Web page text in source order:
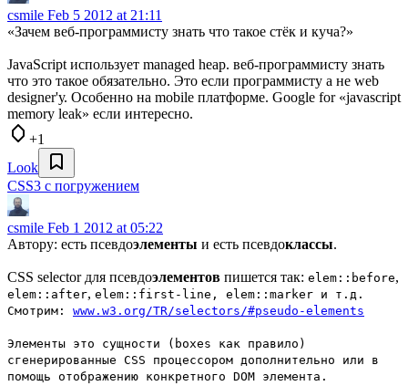
csmile Feb 5 2012 at 21:11
«Зачем веб-программисту знать что такое стёк и куча?»
JavaScript использует managed heap. веб-программисту знать
что это такое обязательно. Это если программисту а не web
designer'у. Особенно на mobile платформе. Google for «javascript
memory leak» если интересно.
+1
Look
CSS3 с погружением
csmile Feb 1 2012 at 05:22
Автору: есть псевдоэлементы и есть псевдоклассы.
CSS selector для псевдоэлементов пишется так: elem::before,
elem::after, elem::first-line, elem::marker и т.д.
Смотрим: www.w3.org/TR/selectors/#pseudo-elements
Элементы это сущности (boxes как правило)
сгенерированные CSS процессором дополнительно или в
помощь отображению конкретного DOM элемента.